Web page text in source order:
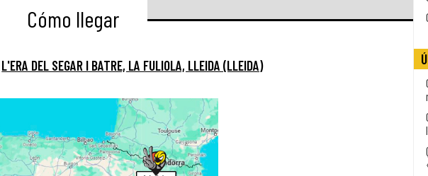
Cómo llegar
L'ERA DEL SEGAR I BATRE, LA FULIOLA, LLEIDA (LLEIDA)